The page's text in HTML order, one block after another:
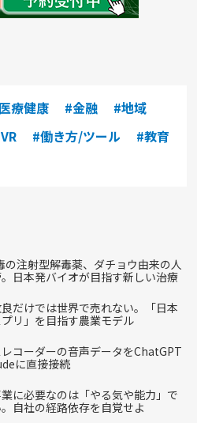
療健康 #金融
#地域
#働き方/ツール
#教育
の注射型解毒薬、ダチョウ由来の人
日本発バイオが目指す新しい治療
だけでは世界で売れない。「日本
リ」を目指す農業モデル
コーダーの音声データをChatGPT
に直接接続
に必要なのは「やる気や能力」で
自社の経路依存を自覚せよ